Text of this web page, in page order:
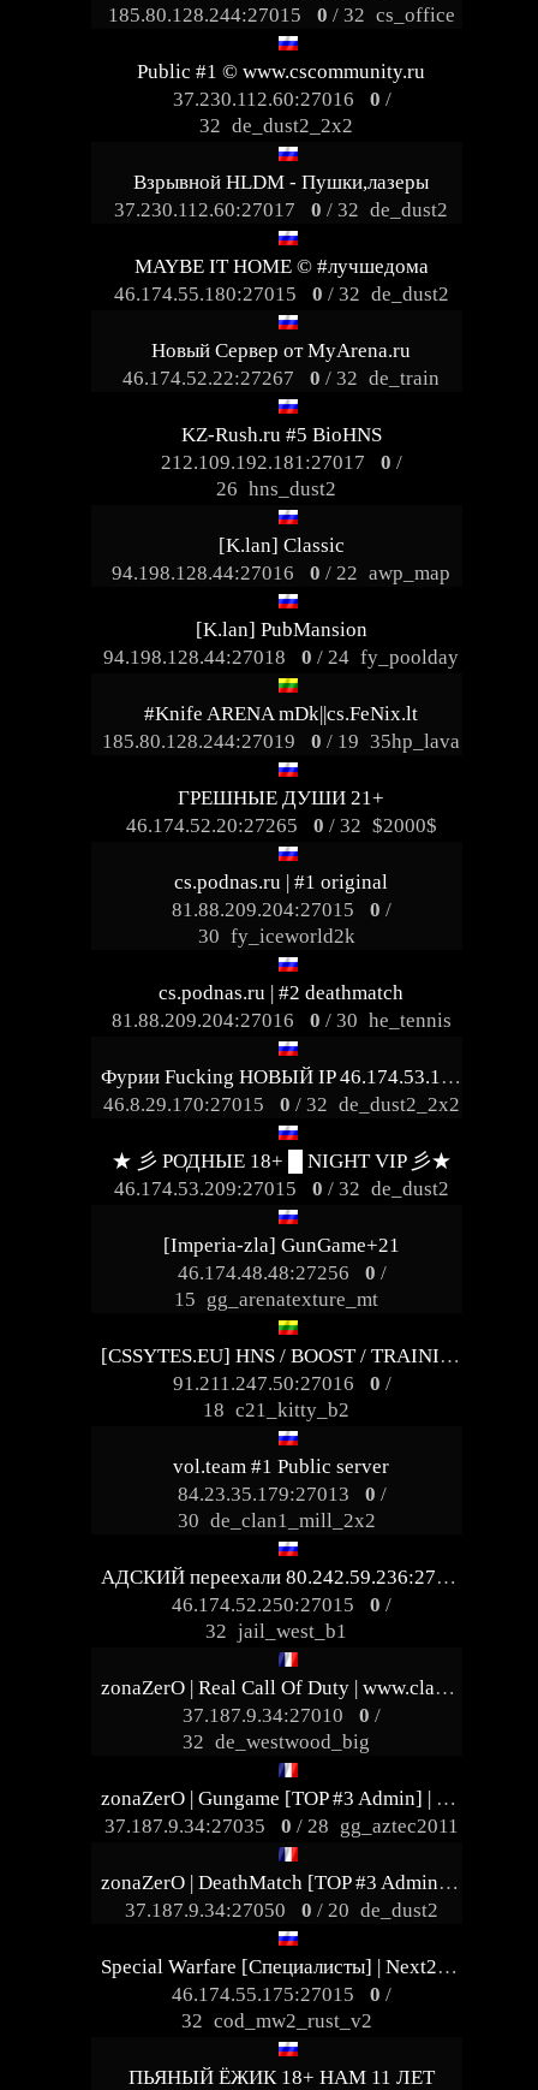
185.80.128.244:27015
0 / 32 cs_office
Public #1 © www.cscommunity.ru
37.230.112.60:27016
0 /
32 de_dust2_2x2
Взрывной HLDM - Пушки,лазеры
37.230.112.60:27017
0 / 32 de_dust2
MAYBE IT HOME © #лучшедома
46.174.55.180:27015
0 / 32 de_dust2
Новый Сервер от MyArena.ru
46.174.52.22:27267
0 / 32 de_train
KZ-Rush.ru #5 BioHNS
212.109.192.181:27017
0 /
26 hns_dust2
[K.lan] Classic
94.198.128.44:27016
0 / 22 awp_map
[K.lan] PubMansion
94.198.128.44:27018
0 / 24 fy_poolday
#Knife ARENA mDk||cs.FeNix.lt
185.80.128.244:27019
0 / 19 35hp_lava
ГРЕШНЫЕ ДУШИ 21+
46.174.52.20:27265
0 / 32 $2000$
cs.podnas.ru | #1 original
81.88.209.204:27015
0 /
30 fy_iceworld2k
cs.podnas.ru | #2 deathmatch
81.88.209.204:27016
0 / 30 he_tennis
Фурии Fucking НОВЫЙ IP 46.174.53.129:27015
46.8.29.170:27015
0 / 32 de_dust2_2x2
★ 彡 РОДНЫЕ 18+ █ NIGHT VIP 彡★
46.174.53.209:27015
0 / 32 de_dust2
[Imperia-zla] GunGame+21
46.174.48.48:27256
0 /
15 gg_arenatexture_mt
[CSSYTES.EU] HNS / BOOST / TRAINING [24/7|100aa|FUN]
91.211.247.50:27016
0 /
18 c21_kitty_b2
vol.team #1 Public server
84.23.35.179:27013
0 /
30 de_clan1_mill_2x2
АДСКИЙ переехали 80.242.59.236:27027
46.174.52.250:27015
0 /
32 jail_west_b1
zonaZerO | Real Call Of Duty | www.clanzonaZerO.com
37.187.9.34:27010
0 /
32 de_westwood_big
zonaZerO | Gungame [TOP #3 Admin] | www.clanzonaZerO.com
37.187.9.34:27035
0 / 28 gg_aztec2011
zonaZerO | DeathMatch [TOP #3 Admin] | www.clanzonaZerO.com
37.187.9.34:27050
0 / 20 de_dust2
Special Warfare [Специалисты] | Next21.ru
46.174.55.175:27015
0 /
32 cod_mw2_rust_v2
ПЬЯНЫЙ ЁЖИК 18+ НАМ 11 ЛЕТ